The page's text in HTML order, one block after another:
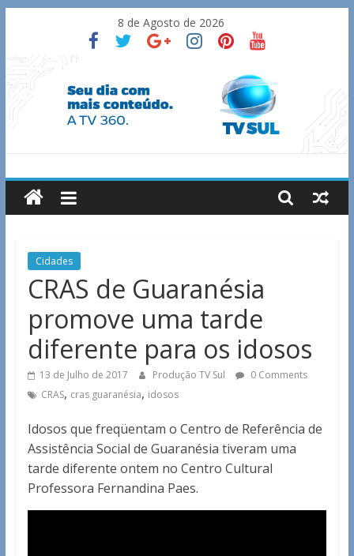
content
8 de Agosto de 2026
TV
Sul
Notícias
Guaxupé
região.
Cidades
CRAS de Guaranésia
promove uma tarde
diferente para os idosos
13 de Julho de 2017 Produção TV Sul
0 Comments
CRAS, cras guaranésia, idosos
Idosos que freqüentam o Centro de Referência de
Assistência Social de Guaranésia tiveram uma
tarde diferente ontem no Centro Cultural
Professora Fernandina Paes.